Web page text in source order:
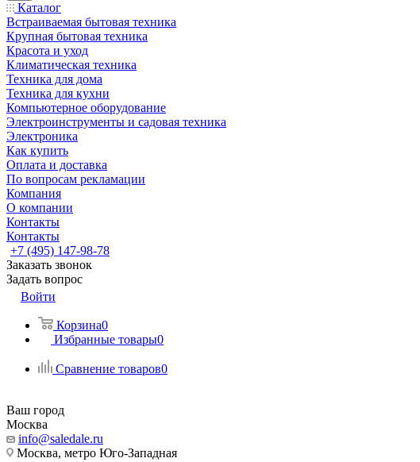
Каталог
Встраиваемая бытовая техника
Крупная бытовая техника
Красота и уход
Климатическая техника
Техника для дома
Техника для кухни
Компьютерное оборудование
Электроинструменты и садовая техника
Электроника
Как купить
Оплата и доставка
По вопросам рекламации
Компания
О компании
Контакты
Контакты
+7 (495) 147-98-78
Заказать звонок
Задать вопрос
Войти
Корзина0
Избранные товары0
Сравнение товаров0
Ваш город
Москва
info@saledale.ru
Москва, метро Юго-Западная